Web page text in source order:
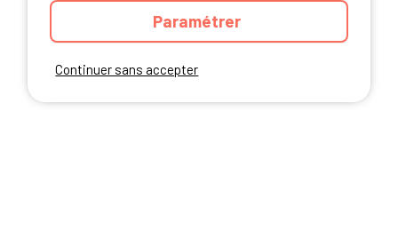
Continuer sans accepter
Paramétrer